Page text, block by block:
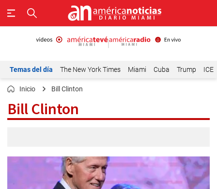
Temas del día The New York Times Miami Cuba Trump ICE
Inicio Bill Clinton
Bill Clinton